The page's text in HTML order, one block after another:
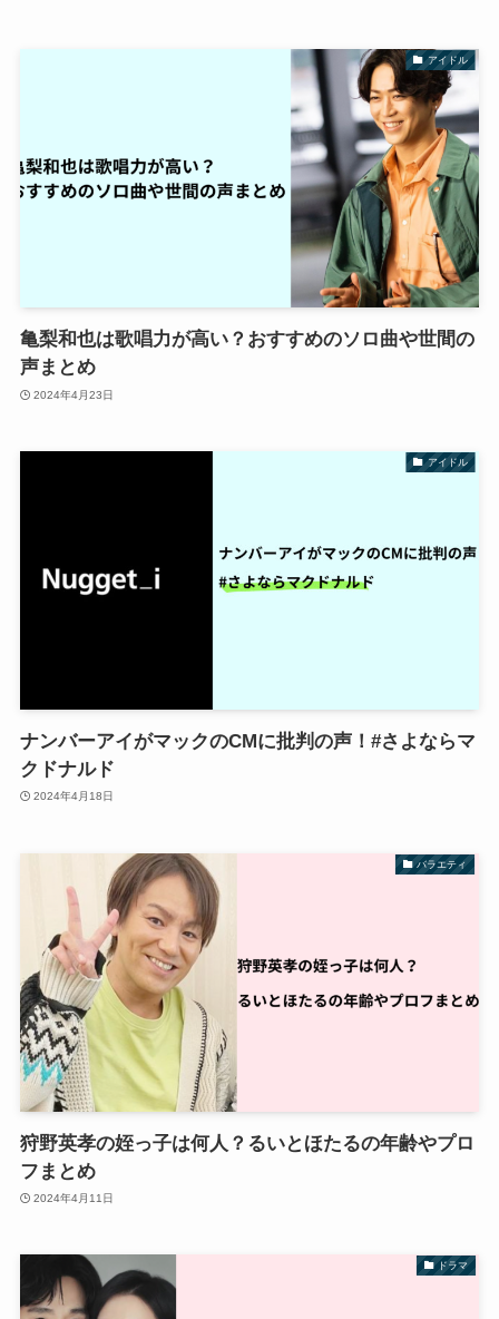
アイドル
亀梨和也は歌唱力が高い？おすすめのソロ曲や世間の
声まとめ
2024年4月23日
アイドル
ナンバーアイがマックのCMに批判の声！#さよならマ
クドナルド
2024年4月18日
バラエティ
狩野英孝の姪っ子は何人？るいとほたるの年齢やプロ
フまとめ
2024年4月11日
ドラマ